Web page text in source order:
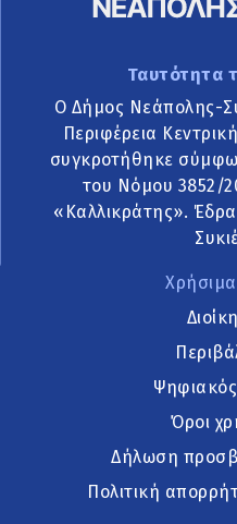
Ταυτότητα
Ο Δήμος Νεάπολης-
Περιφέρεια
συγκροτήθηκε
του Νόμου 3852/
«Καλλικράτης». Έδρα
Όροι
Δήλωση
Πολιτική